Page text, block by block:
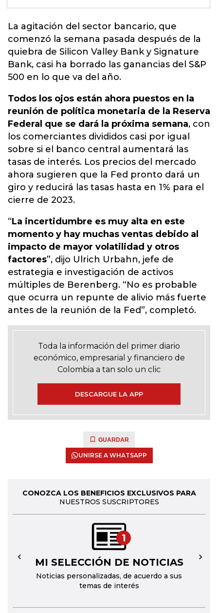
La agitación del sector bancario, que
comenzó la semana pasada después de la
quiebra de Silicon Valley Banky Signature
Bank, casi ha borrado las ganancias del S&P
500 en lo que va del año.
Todos los ojos están ahora puestos en la
reunión de política monetaria de la Reserva
Federal que se dará la próxima semana, con
los comerciantes divididos casi por igual
sobre si el banco central aumentará las
tasas de interés. Los precios del mercado
ahora sugieren que la Fed pronto dará un
giro y reducirá las tasas hasta en 1% para el
cierre de 2023.
“La incertidumbre es muy alta en este
momento y hay muchas ventas debido al
impacto de mayor volatilidad y otros
factores”, dijo Ulrich Urbahn, jefe de
estrategia e investigación de activos
múltiples de Berenberg. “No es probable
que ocurra un repunte de alivio más fuerte
antes de la reunión de la Fed”, completó.
Toda la información del primer diario
económico, empresarial y financiero de
Colombia a tan solo un clic
DESCARGUE LA APP
GUARDAR
UNIRSE A WHATSAPP
CONOZCA LOS BENEFICIOS EXCLUSIVOS PARA
NUESTROS SUSCRIPTORES
1
MI SELECCIÓN DE NOTICIAS
Noticias personalizadas, de acuerdo a sus
temas de interés
← →